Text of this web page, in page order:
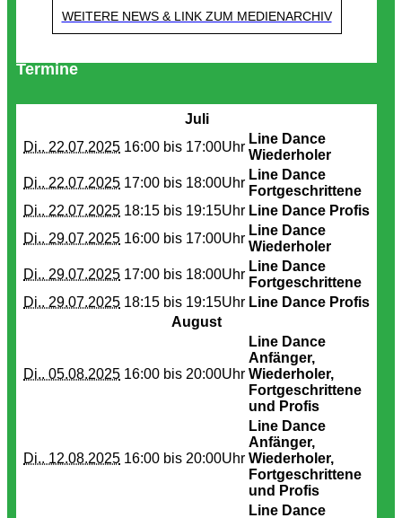
WEITERE NEWS & LINK ZUM MEDIENARCHIV
Termine
Juli
Di.. 22.07.2025 16:00 bis 17:00Uhr
Line Dance
Wiederholer
Di.. 22.07.2025 17:00 bis 18:00Uhr
Line Dance
Fortgeschrittene
Di.. 22.07.2025 18:15 bis 19:15Uhr Line Dance Profis
Di.. 29.07.2025 16:00 bis 17:00Uhr
Line Dance
Wiederholer
Di.. 29.07.2025 17:00 bis 18:00Uhr
Line Dance
Fortgeschrittene
Di.. 29.07.2025 18:15 bis 19:15Uhr Line Dance Profis
August
Di.. 05.08.2025 16:00 bis 20:00Uhr
Line Dance
Anfänger,
Wiederholer,
Fortgeschrittene
und Profis
Di.. 12.08.2025 16:00 bis 20:00Uhr
Line Dance
Anfänger,
Wiederholer,
Fortgeschrittene
und Profis
Line Dance